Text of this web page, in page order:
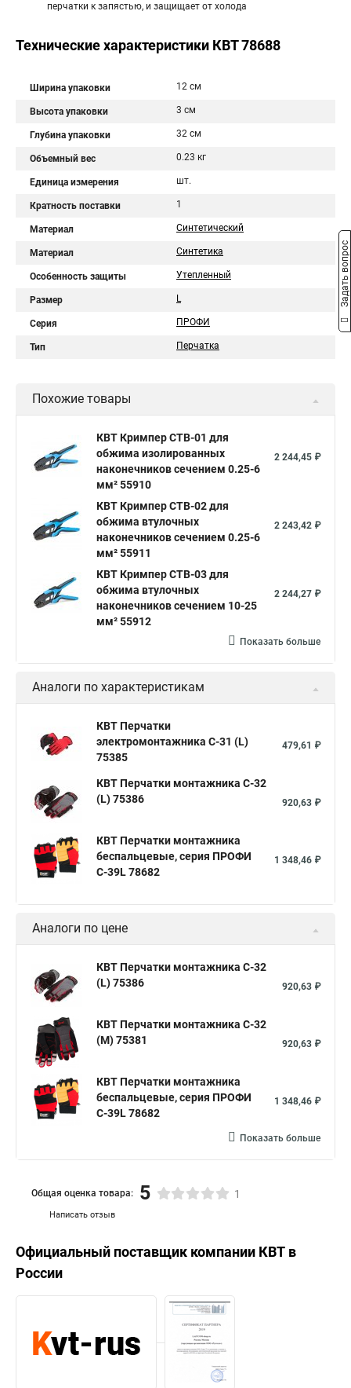
перчатки к запястью, и защищает от холода
Технические характеристики КВТ 78688
Ширина упаковки 12 см
Высота упаковки 3 см
Глубина упаковки 32 см
Объемный вес 0.23 кг
Единица измерения шт.
Кратность поставки 1
Материал Синтетический
Материал Синтетика
Особенность защиты Утепленный
Размер L
Серия ПРОФИ
Тип Перчатка
Похожие товары
КВТ Кримпер CTB-01 для
обжима изолированных
наконечников сечением 0.25-6
мм² 55910
2 244,45 ₽
КВТ Кримпер CTB-02 для
обжима втулочных
наконечников сечением 0.25-6
мм² 55911
2 243,42 ₽
КВТ Кримпер CTB-03 для
обжима втулочных
наконечников сечением 10-25
мм² 55912
2 244,27 ₽
Показать больше
Аналоги по характеристикам
КВТ Перчатки
электромонтажника С-31 (L)
75385
479,61 ₽
КВТ Перчатки монтажника С-32
(L) 75386
920,63 ₽
КВТ Перчатки монтажника
беспальцевые, серия ПРОФИ
С-39L 78682
1 348,46 ₽
Аналоги по цене
КВТ Перчатки монтажника С-32
(L) 75386
920,63 ₽
КВТ Перчатки монтажника С-32
(M) 75381
920,63 ₽
КВТ Перчатки монтажника
беспальцевые, серия ПРОФИ
С-39L 78682
1 348,46 ₽
Показать больше
Написать отзыв
Общая оценка товара: 5 1
Официальный поставщик компании КВТ в
России
Задать вопрос